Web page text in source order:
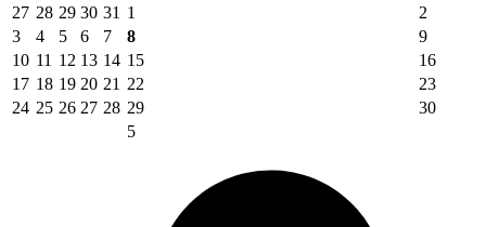
27 28 29 30 31 1
2
3
4 5 6 7 8
9
10 11 12 13 14 15
16
17 18 19 20 21 22
23
24 25 26 27 28 29 30
5